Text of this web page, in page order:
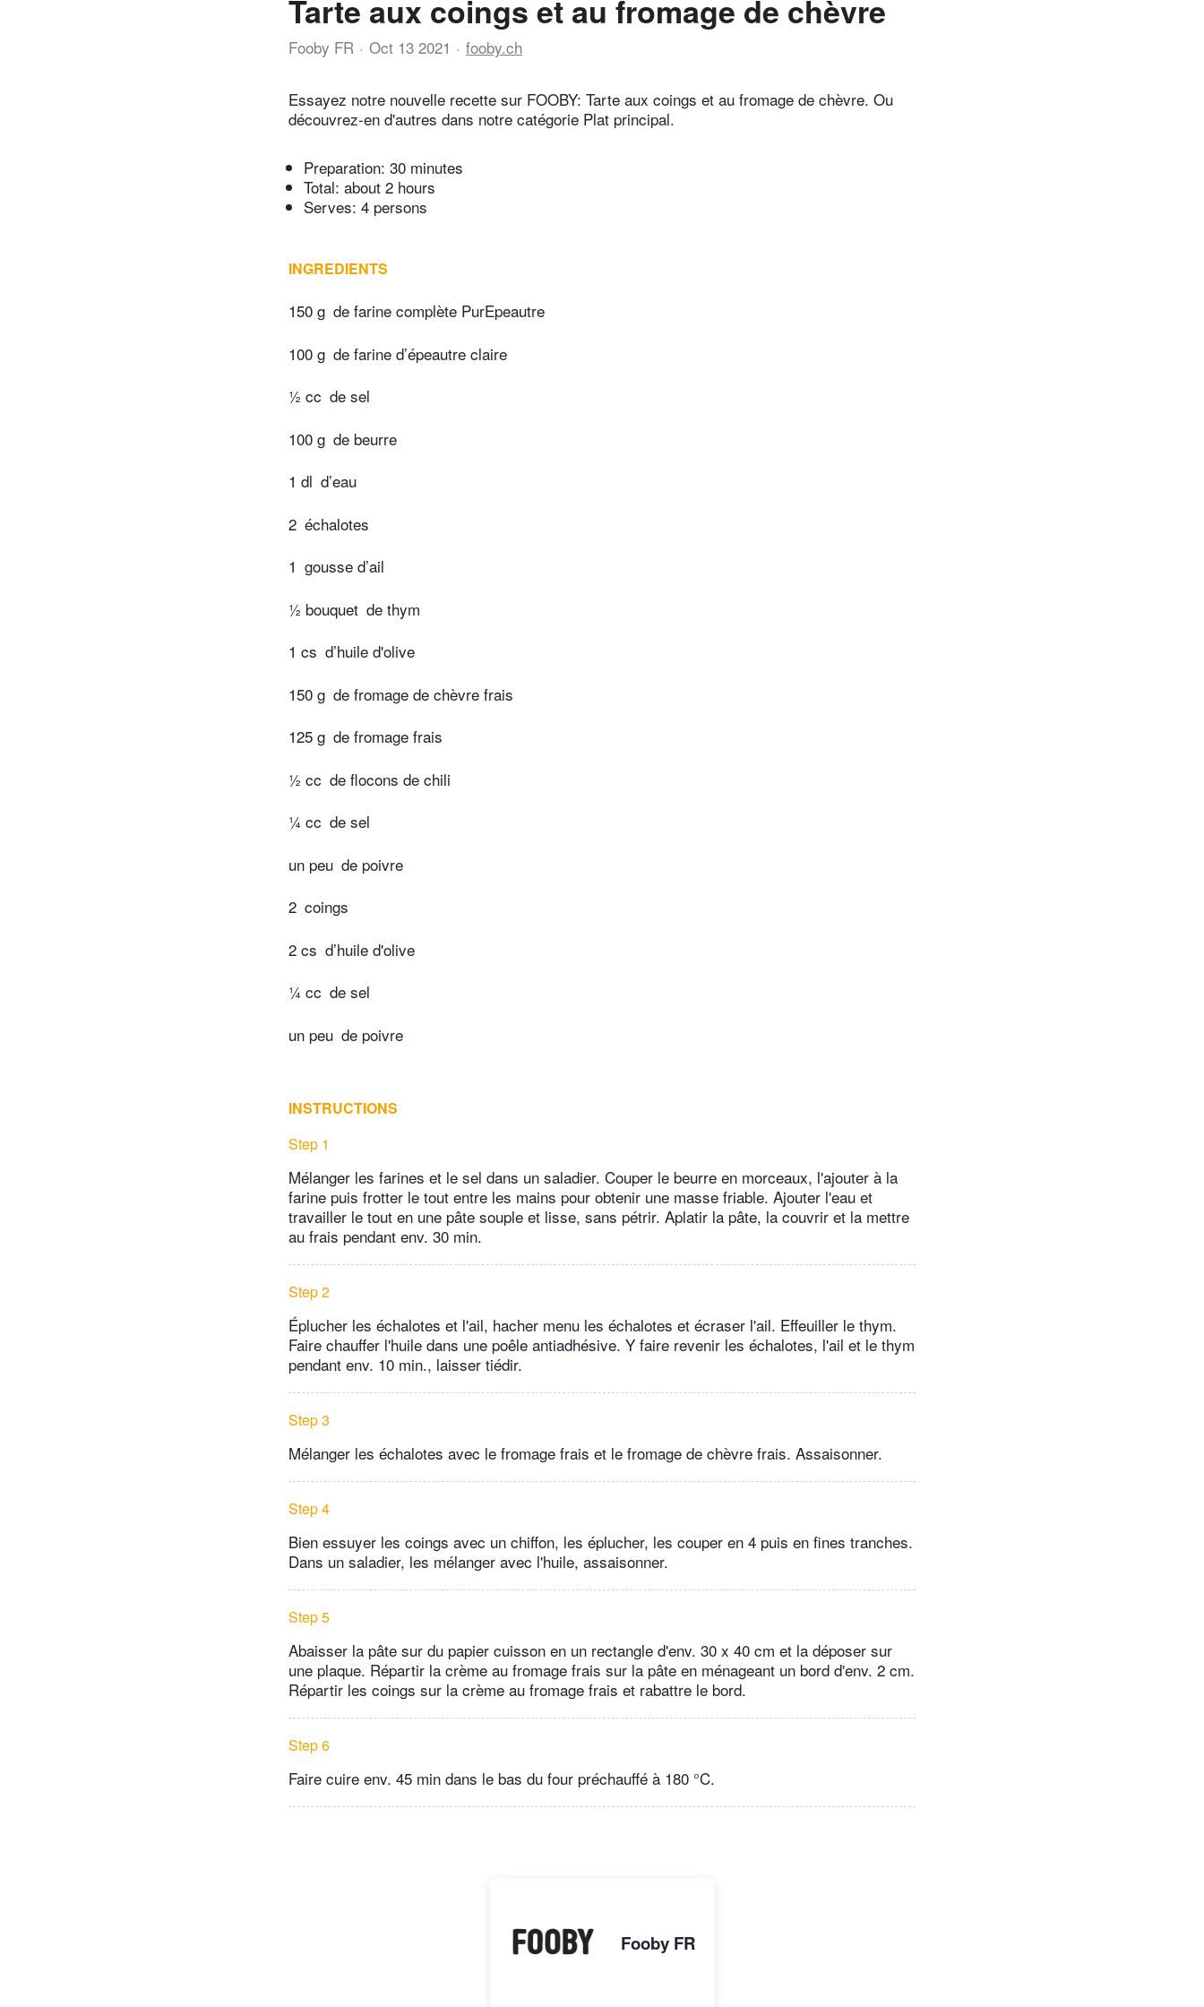
Tarte aux coings et au fromage de chèvre
Fooby FR Oct 13 2021 fooby.ch
Essayez notre nouvelle recette sur FOOBY: Tarte aux coings et au fromage de chèvre. Ou
découvrez-en d'autres dans notre catégorie Plat principal.
Preparation: 30 minutes
Total: about 2 hours
Serves: 4 persons
INGREDIENTS
150 g de farine complète PurEpeautre
100 g de farine d’épeautre claire
½ cc de sel
100 g de beurre
1 dl d’eau
2 échalotes
1 gousse d’ail
½ bouquet de thym
1 cs d’huile d'olive
150 g de fromage de chèvre frais
125 g de fromage frais
½ cc de flocons de chili
¼ cc de sel
un peu de poivre
2 coings
2 cs d’huile d'olive
¼ cc de sel
un peu de poivre
INSTRUCTIONS
Step 1
Mélanger les farines et le sel dans un saladier. Couper le beurre en morceaux, l'ajouter à la
farine puis frotter le tout entre les mains pour obtenir une masse friable. Ajouter l'eau et
travailler le tout en une pâte souple et lisse, sans pétrir. Aplatir la pâte, la couvrir et la mettre
au frais pendant env. 30 min.
Step 2
Éplucher les échalotes et l'ail, hacher menu les échalotes et écraser l'ail. Effeuiller le thym.
Faire chauffer l'huile dans une poêle antiadhésive. Y faire revenir les échalotes, l'ail et le thym
pendant env. 10 min., laisser tiédir.
Step 3
Mélanger les échalotes avec le fromage frais et le fromage de chèvre frais. Assaisonner.
Step 4
Bien essuyer les coings avec un chiffon, les éplucher, les couper en 4 puis en fines tranches.
Dans un saladier, les mélanger avec l'huile, assaisonner.
Step 5
Abaisser la pâte sur du papier cuisson en un rectangle d'env. 30 x 40 cm et la déposer sur
une plaque. Répartir la crème au fromage frais sur la pâte en ménageant un bord d'env. 2 cm.
Répartir les coings sur la crème au fromage frais et rabattre le bord.
Step 6
Faire cuire env. 45 min dans le bas du four préchauffé à 180 °C.
Fooby FR